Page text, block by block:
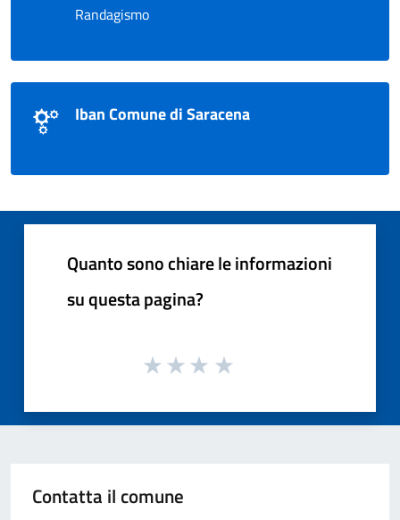
Randagismo
Iban Comune di Saracena
Quanto sono chiare le informazioni
su questa pagina?
Contatta il comune